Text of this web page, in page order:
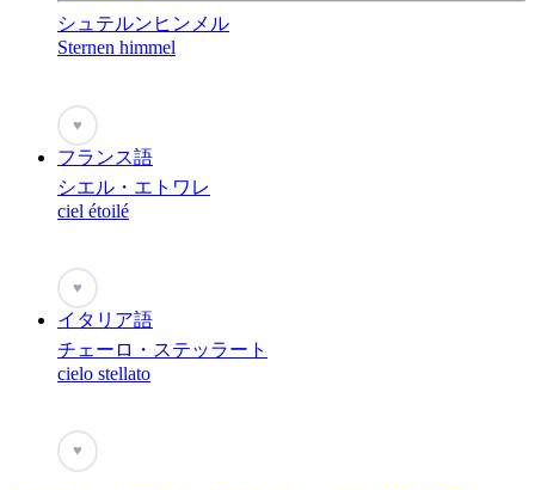
シュテルンヒンメル
Sternen himmel
♥
フランス語
シエル・エトワレ
ciel étoilé
♥
イタリア語
チェーロ・ステッラート
cielo stellato
♥